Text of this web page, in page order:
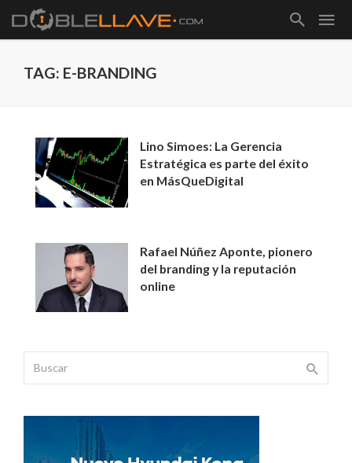
TAG: E-BRANDING
Lino Simoes: La Gerencia
Estratégica es parte del éxito
en MásQueDigital
Rafael Núñez Aponte, pionero
del branding y la reputación
online